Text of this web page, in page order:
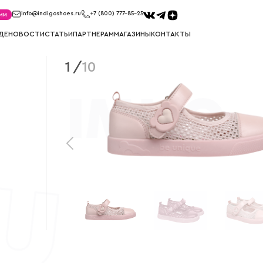
info@indigoshoes.ru +7 (800) 777-85-25
НОВОСТИСТАТЬИПАРТНЕРАММАГАЗИНЫКОНТАКТЫ
САНДАЛИИ
Сандалии для девочек
Мембрана для мальчиков
УГГИ
Угги для
1 /10